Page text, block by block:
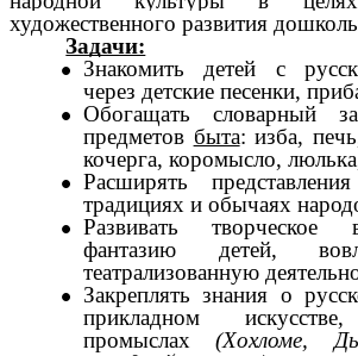
художественного развития
Задачи:
Знакомить детей с
через детские песенки,
Обогащать словарный
предметов быта: изба,
кочерга, коромысло,
Расширять
традициях и обычаях
Развивать творческое
фантазию детей,
театрализованную
Закреплять знания о
прикладном
промыслах(Хохломе,